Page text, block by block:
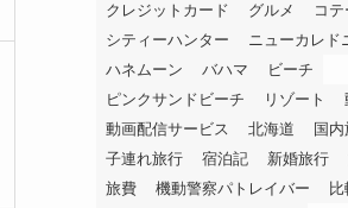
クレジットカード
グルメ
コ
シティーハンター
ニューカレド
ハネムーン
バハマ
ビーチ
ピンクサンドビーチ
リゾート
動画配信サービス
北海道
国
子連れ旅行
宿泊記 新婚旅行
旅費
機動警察パトレイバー 比